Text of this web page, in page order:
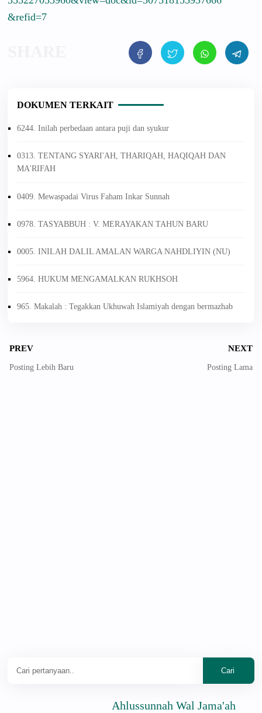
&refid=7
DOKUMEN TERKAIT
6244. Inilah perbedaan antara puji dan syukur
0313. TENTANG SYARI'AH, THARIQAH, HAQIQAH DAN
MA'RIFAH
0409. Mewaspadai Virus Faham Inkar Sunnah
0978. TASYABBUH : V. MERAYAKAN TAHUN BARU
0005. INILAH DALIL AMALAN WARGA NAHDLIYIN (NU)
5964. HUKUM MENGAMALKAN RUKHSOH
965. Makalah : Tegakkan Ukhuwah Islamiyah dengan bermazhab
PREV
Posting Lebih Baru
NEXT
Posting Lama
Ahlussunnah Wal Jama'ah